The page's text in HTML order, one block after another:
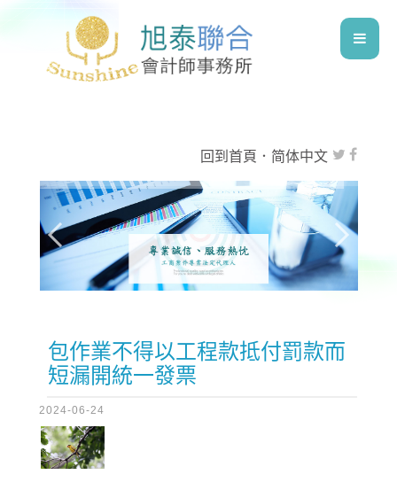
回到首頁 ． 简体中文
包作業不得以工程款抵付罰款而
短漏開統一發票
2024-06-24